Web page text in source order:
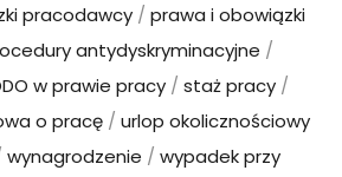
pracodawcy / prawa i obowiązki
antydyskryminacyjne /
w prawie pracy / staż pracy /
o pracę / urlop okolicznościowy
wynagrodzenie / wypadek przy